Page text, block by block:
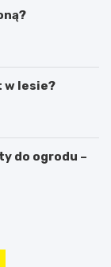
w lesie?
do ogrodu –